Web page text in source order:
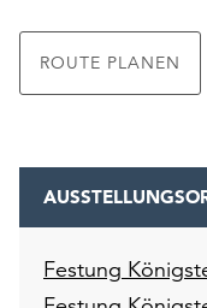
ROUTE PLANEN
Festung